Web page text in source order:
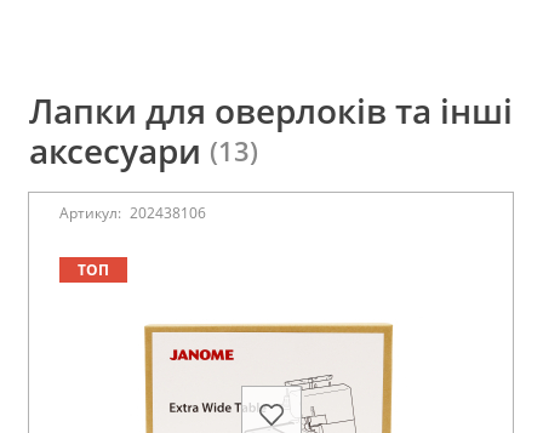
Лапки для оверлоків та інші
аксесуари (13)
Артикул: 202438106
ТОП